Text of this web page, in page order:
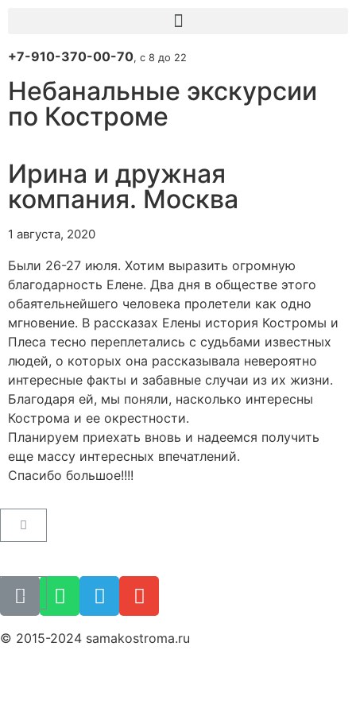
+7-910-370-00-70, с 8 до 22
Небанальные экскурсии
по Костроме
Ирина и дружная
компания. Москва
1 августа, 2020
Были 26-27 июля. Хотим выразить огромную
благодарность Елене. Два дня в обществе этого
обаятельнейшего человека пролетели как одно
мгновение. В рассказах Елены история Костромы и
Плеса тесно переплетались с судьбами известных
людей, о которых она рассказывала невероятно
интересные факты и забавные случаи из их жизни.
Благодаря ей, мы поняли, насколько интересны
Кострома и ее окрестности.
Планируем приехать вновь и надеемся получить
еще массу интересных впечатлений.
Спасибо большое!!!!
Пользовательское соглашение
Как купить билет
© 2015-2024 samakostroma.ru